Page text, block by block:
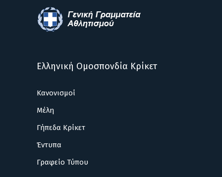
Ελληνική Ομοσπονδία Κρίκετ
Κανονισμοί
Μέλη
Γήπεδα Κρίκετ
Έντυπα
Γραφείο Τύπου